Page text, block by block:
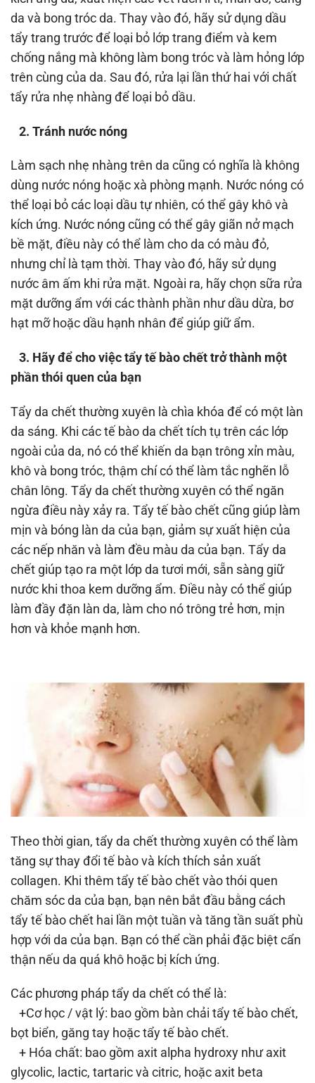
da và bong tróc da. Thay vào đó, hãy sử dụng dầu
tẩy trang trước để loại bỏ lớp trang điểm và kem
chống nắng mà không làm bong tróc và làm hỏng lớp
trên cùng của da. Sau đó, rửa lại lần thứ hai với chất
tẩy rửa nhẹ nhàng để loại bỏ dầu.
2. Tránh nước nóng
Làm sạch nhẹ nhàng trên da cũng có nghĩa là không
dùng nước nóng hoặc xà phòng mạnh. Nước nóng có
thể loại bỏ các loại dầu tự nhiên, có thể gây khô và
kích ứng. Nước nóng cũng có thể gây giãn nở mạch
bề mặt, điều này có thể làm cho da có màu đỏ,
nhưng chỉ là tạm thời. Thay vào đó, hãy sử dụng
nước âm ấm khi rửa mặt. Ngoài ra, hãy chọn sữa rửa
mặt dưỡng ẩm với các thành phần như dầu dừa, bơ
hạt mỡ hoặc dầu hạnh nhân để giúp giữ ẩm.
3. Hãy để cho việc tẩy tế bào chết trở thành một
phần thói quen của bạn
Tẩy da chết thường xuyên là chìa khóa để có một làn
da sáng. Khi các tế bào da chết tích tụ trên các lớp
ngoài của da, nó có thể khiến da bạn trông xỉn màu,
khô và bong tróc, thậm chí có thể làm tắc nghẽn lỗ
chân lông. Tẩy da chết thường xuyên có thể ngăn
ngừa điều này xảy ra. Tẩy tế bào chết cũng giúp làm
mịn và bóng làn da của bạn, giảm sự xuất hiện của
các nếp nhăn và làm đều màu da của bạn. Tẩy da
chết giúp tạo ra một lớp da tươi mới, sẵn sàng giữ
nước khi thoa kem dưỡng ẩm. Điều này có thể giúp
làm đầy đặn làn da, làm cho nó trông trẻ hơn, mịn
hơn và khỏe mạnh hơn.
Theo thời gian, tẩy da chết thường xuyên có thể làm
tăng sự thay đổi tế bào và kích thích sản xuất
collagen. Khi thêm tẩy tế bào chết vào thói quen
chăm sóc da của bạn, bạn nên bắt đầu bằng cách
tẩy tế bào chết hai lần một tuần và tăng tần suất phù
hợp với da của bạn. Bạn có thể cần phải đặc biệt cẩn
thận nếu da quá khô hoặc bị kích ứng.
Các phương pháp tẩy da chết có thể là:
+Cơ học / vật lý: bao gồm bàn chải tẩy tế bào chết,
bọt biển, găng tay hoặc tẩy tế bào chết.
+ Hóa chất: bao gồm axit alpha hydroxy như axit
glycolic, lactic, tartaric và citric, hoặc axit beta